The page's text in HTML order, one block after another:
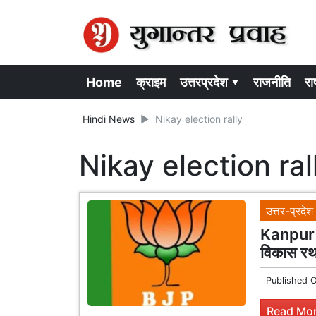
Home क्राइम उत्तरप्रदेश ▾ राजनीति
Hindi News Nikay election rally
Nikay election
उत्तर-प्रदेश
विकास
Published
Read